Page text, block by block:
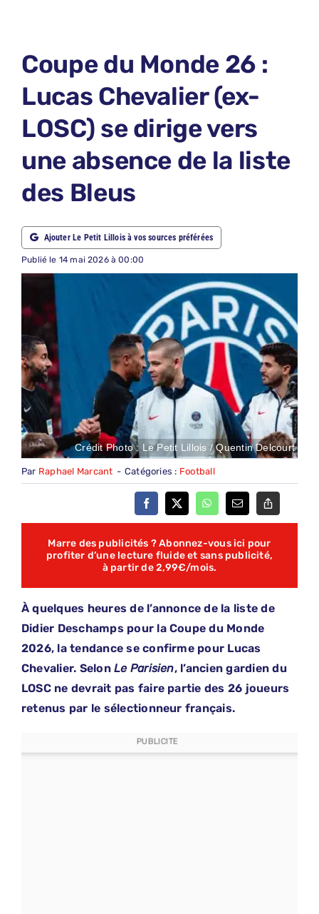
ABONNEMENTS
NOUS CONTACTER
NOUS SUIVRE
Rechercher:
Coupe du Monde 26 :
Lucas Chevalier (ex-
LOSC) se dirige vers
une absence de la liste
des Bleus
Ajouter Le Petit Lillois à vos sources préférées
Publié le 14 mai 2026 à 00:00
Crédit Photo : Le Petit Lillois / Quentin Delcourt
Par Raphael Marcant - Catégories : Football
Marre des publicités ? Abonnez-vous ici pour
profiter d’une lecture fluide et sans publicité,
à partir de 2,99€/mois.
À quelques heures de l’annonce de la liste de
Didier Deschamps pour la Coupe du Monde
2026, la tendance se confirme pour Lucas
Chevalier. SelonLe Parisien, l’ancien gardien du
LOSC ne devrait pas faire partie des 26 joueurs
retenus par le sélectionneur français.
PUBLICITE